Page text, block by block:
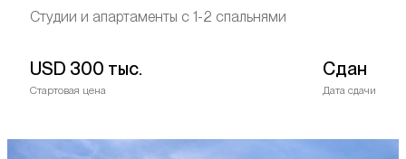
Студии и апартаменты с 1-2 спальнями
USD 300 тыс.
Стартовая цена
Сдан
Дата сдачи